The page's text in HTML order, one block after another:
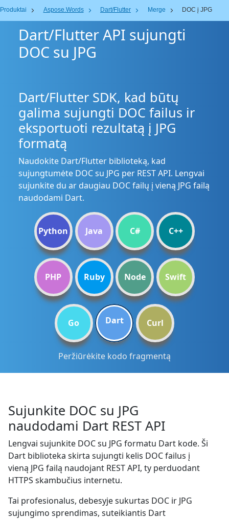
Produktai Aspose.Words Dart/Flutter Merge DOC į JPG
Dart/Flutter API sujungti
DOC su JPG
Dart/Flutter SDK, kad būtų
galima sujungti DOC failus ir
eksportuoti rezultatą į JPG
formatą
Naudokite Dart/Flutter biblioteką, kad
sujungtumėte DOC su JPG per REST API. Lengvai
sujunkite du ar daugiau DOC failų į vieną JPG failą
naudodami Dart.
Python Java C# C++
PHP Ruby Node Swift
Go Dart Curl
Peržiūrėkite kodo fragmentą
Sujunkite DOC su JPG
naudodami Dart REST API
Lengvai sujunkite DOC su JPG formatu Dart kode. Ši
Dart biblioteka skirta sujungti kelis DOC failus į
vieną JPG failą naudojant REST API, ty perduodant
HTTPS skambučius internetu.
Tai profesionalus, debesyje sukurtas DOC ir JPG
sujungimo sprendimas, suteikiantis Dart